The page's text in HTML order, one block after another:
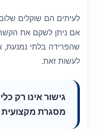
לעיתים הם שוקלים
אם ניתן לשקם את
שהפרידה בלתי נמנעת,
לעשות זאת.
גישור אינו רק
מסגרת